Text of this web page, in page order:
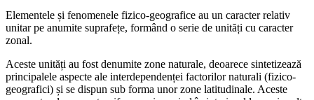
Elementele și fenomenele fizico-geografice au un caracter relativ
unitar pe anumite suprafețe, formând o serie de unități cu caracter
zonal.
Aceste unități au fost denumite zone naturale, deoarece sintetizează
principalele aspecte ale interdependenței factorilor naturali (fizico-
geografici) și se dispun sub forma unor zone latitudinale. Aceste